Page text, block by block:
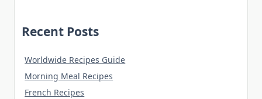
Recent Posts
Worldwide Recipes Guide
Morning Meal Recipes
French Recipes